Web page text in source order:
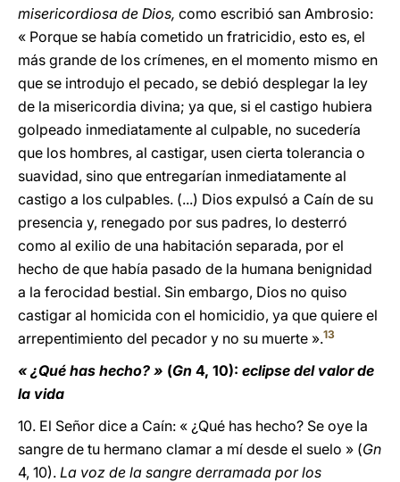
misericordiosa de Dios, como escribió san Ambrosio:
« Porque se había cometido un fratricidio, esto es, el
más grande de los crímenes, en el momento mismo en
que se introdujo el pecado, se debió desplegar la ley
de la misericordia divina; ya que, si el castigo hubiera
golpeado inmediatamente al culpable, no sucedería
que los hombres, al castigar, usen cierta tolerancia o
suavidad, sino que entregarían inmediatamente al
castigo a los culpables. (...) Dios expulsó a Caín de su
presencia y, renegado por sus padres, lo desterró
como al exilio de una habitación separada, por el
hecho de que había pasado de la humana benignidad
a la ferocidad bestial. Sin embargo, Dios no quiso
castigar al homicida con el homicidio, ya que quiere el
arrepentimiento del pecador y no su muerte ».13
« ¿Qué has hecho? » (Gn 4, 10): eclipse del valor de
la vida
10. El Señor dice a Caín: « ¿Qué has hecho? Se oye la
sangre de tu hermano clamar a mí desde el suelo » (Gn
4, 10). La voz de la sangre derramada por los